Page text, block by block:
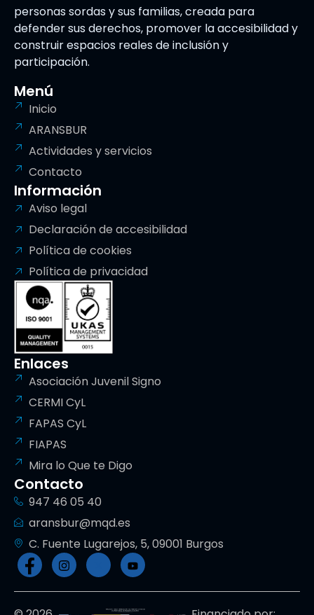
personas sordas y sus familias, creada para
defender sus derechos, promover la accesibilidad y
construir espacios reales de inclusión y
participación.
Menú
Inicio
ARANSBUR
Actividades y servicios
Contacto
Información
Aviso legal
Declaración de accesibilidad
Política de cookies
Política de privacidad
Enlaces
Asociación Juvenil Signo
CERMI CyL
FAPAS CyL
FIAPAS
Mira lo Que te Digo
Contacto
947 46 05 40
aransbur@mqd.es
C. Fuente Lugarejos, 5, 09001 Burgos